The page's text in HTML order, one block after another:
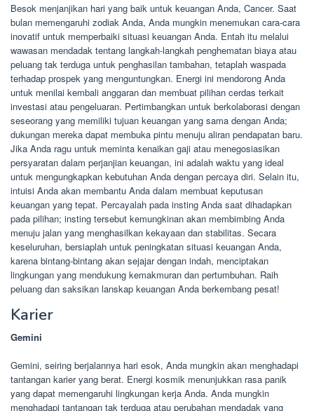
Besok menjanjikan hari yang baik untuk keuangan Anda, Cancer. Saat
bulan memengaruhi zodiak Anda, Anda mungkin menemukan cara-cara
inovatif untuk memperbaiki situasi keuangan Anda. Entah itu melalui
wawasan mendadak tentang langkah-langkah penghematan biaya atau
peluang tak terduga untuk penghasilan tambahan, tetaplah waspada
terhadap prospek yang menguntungkan. Energi ini mendorong Anda
untuk menilai kembali anggaran dan membuat pilihan cerdas terkait
investasi atau pengeluaran. Pertimbangkan untuk berkolaborasi dengan
seseorang yang memiliki tujuan keuangan yang sama dengan Anda;
dukungan mereka dapat membuka pintu menuju aliran pendapatan baru.
Jika Anda ragu untuk meminta kenaikan gaji atau menegosiasikan
persyaratan dalam perjanjian keuangan, ini adalah waktu yang ideal
untuk mengungkapkan kebutuhan Anda dengan percaya diri. Selain itu,
intuisi Anda akan membantu Anda dalam membuat keputusan
keuangan yang tepat. Percayalah pada insting Anda saat dihadapkan
pada pilihan; insting tersebut kemungkinan akan membimbing Anda
menuju jalan yang menghasilkan kekayaan dan stabilitas. Secara
keseluruhan, bersiaplah untuk peningkatan situasi keuangan Anda,
karena bintang-bintang akan sejajar dengan indah, menciptakan
lingkungan yang mendukung kemakmuran dan pertumbuhan. Raih
peluang dan saksikan lanskap keuangan Anda berkembang pesat!
Karier
Gemini
Gemini, seiring berjalannya hari esok, Anda mungkin akan menghadapi
tantangan karier yang berat. Energi kosmik menunjukkan rasa panik
yang dapat memengaruhi lingkungan kerja Anda. Anda mungkin
menghadapi tantangan tak terduga atau perubahan mendadak yang